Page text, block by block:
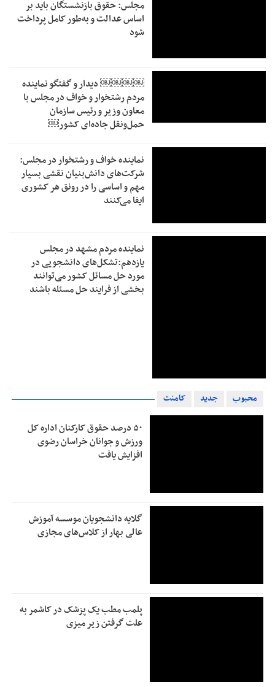
مجلس: حقوق بازنشستگان باید بر
اساس عدالت و به‌طور کامل پرداخت
شود
￼￼￼￼‏ دیدار و گفتگو نماینده
مردم رشتخوار و خواف در مجلس با
معاون وزیر و رئیس سازمان
حمل‌ونقل جاده‌ای کشور￼
نماینده خواف و رشتخوار در مجلس:
شرکت‌های دانش‌بنیان نقشی بسیار
مهم و اساسی را در رونق هر کشوری
ایفا می‌کنند
نماینده مردم مشهد در مجلس
یازدهم:تشکل‌های دانشجویی در
مورد حل مسائل کشور می‌توانند
بخشی از فرایند حل مسئله باشند
محبوب جدید کامنت
۵۰ درصد حقوق کارکنان اداره کل
ورزش و جوانان خراسان رضوی
افزایش یافت
گلایه دانشجویان موسسه آموزش
عالی بهار از کلاس‌های مجازی
پلمب مطب یک پزشک در کاشمر به
علت گرفتن زیر میزی